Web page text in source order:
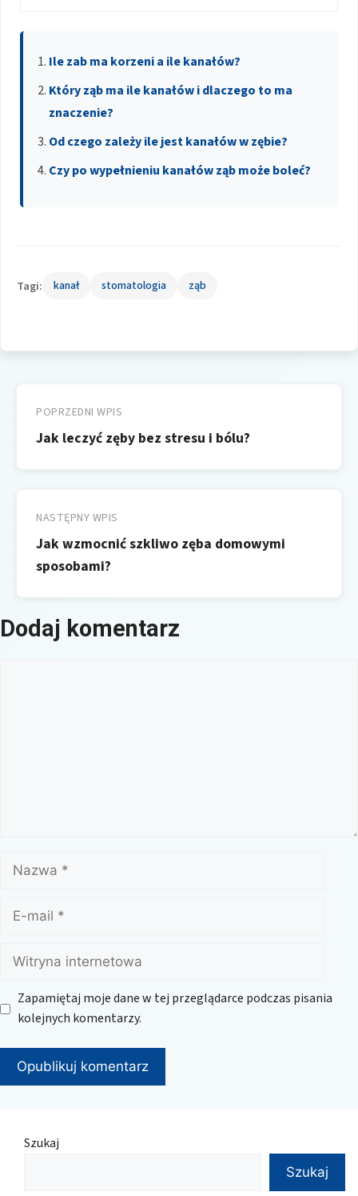
Ile zab ma korzeni a ile kanałów?
Który ząb ma ile kanałów i dlaczego to ma
znaczenie?
Od czego zależy ile jest kanałów w zębie?
Czy po wypełnieniu kanałów ząb może boleć?
Tagi: kanał stomatologia ząb
wpisu
POPRZEDNI WPIS
Jak leczyć zęby bez stresu i bólu?
NASTĘPNY WPIS
Jak wzmocnić szkliwo zęba domowymi
sposobami?
Dodaj komentarz
Nazwa
mail
Witryna
internetowa
Zapamiętaj moje dane w tej przeglądarce podczas pisania
kolejnych komentarzy.
Szukaj
Szukaj